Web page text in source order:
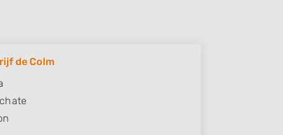
de Colm